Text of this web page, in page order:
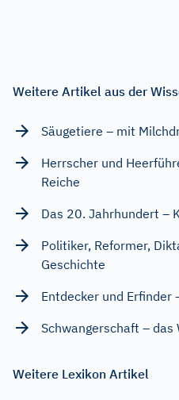
Weitere Artikel aus der
Säugetiere – mit
Herrscher und
Reiche
Das 20. Jahrhundert –
Politiker, Reformer,
Geschichte
Entdecker und Erfinder
Schwangerschaft –
Weitere Lexikon Artikel